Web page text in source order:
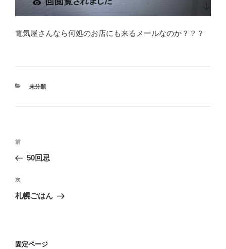
電気屋さんなら何処のお店にも来るメールなのか？？？
カ
未分類
投
ナ
ビ
ゲ
前
の
稿
前
50回忌
次
の
次
札幌ごはん
固定ページ